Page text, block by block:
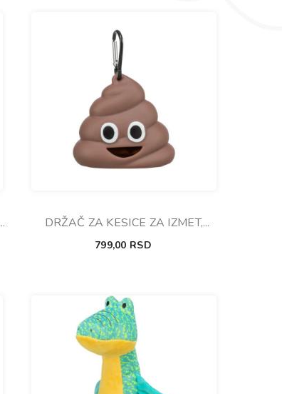
DRŽAČ ZA KESICE ZA IZMET,
8X5CM, 1X15CM, BRAON
799,00 RSD